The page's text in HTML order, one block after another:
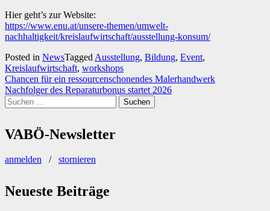
Hier geht’s zur Website:
https://www.enu.at/unsere-themen/umwelt-
nachhaltigkeit/kreislaufwirtschaft/ausstellung-konsum/
Posted in NewsTagged Ausstellung, Bildung, Event,
Kreislaufwirtschaft, workshops
Beitragsnavigation
Chancen für ein ressourcenschonendes Malerhandwerk
Nachfolger des Reparaturbonus startet 2026
Suchen
nach:
VABÖ-Newsletter
anmelden / stornieren
Neueste Beiträge